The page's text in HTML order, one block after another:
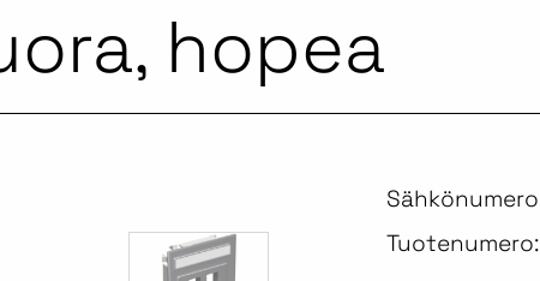
hopea
Sähkönumero
Tuotenumero: